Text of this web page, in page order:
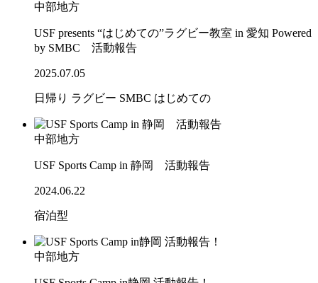
中部地方
USF presents “はじめての”ラグビー教室 in 愛知 Powered
by SMBC 活動報告
2025.07.05
日帰り ラグビー SMBC はじめての
中部地方
USF Sports Camp in 静岡 活動報告
2024.06.22
宿泊型
中部地方